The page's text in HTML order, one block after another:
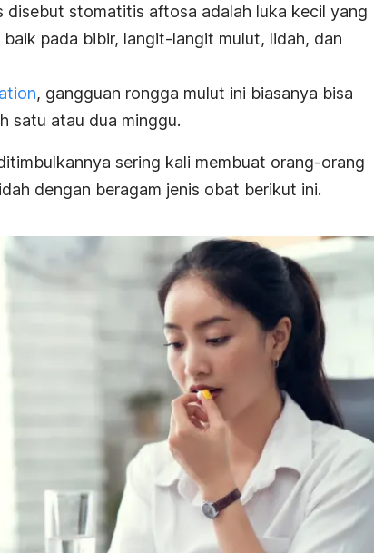
disebut stomatitis aftosa adalah luka kecil yang
pada bibir, langit-langit mulut, lidah, dan
, gangguan rongga mulut ini biasanya bisa
satu atau dua minggu.
sering kali membuat orang-orang
dengan beragam jenis obat berikut ini.